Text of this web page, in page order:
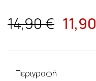
14,90 € 11,90
Περιγραφή